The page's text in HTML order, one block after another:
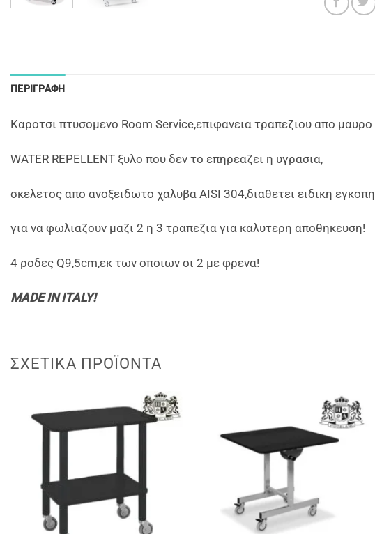
ΠΕΡΙΓΡΑΦΉ
Καροτσι πτυσομενο Room Service,επιφανεια τραπεζιου απο μαυρο
WATER REPELLENT ξυλο που δεν το επηρεαζει η υγρασια,
σκελετος απο ανοξειδωτο χαλυβα AISI 304,διαθετει ειδικη εγκoπη
για να φωλιαζουν μαζι 2 η 3 τραπεζια για καλυτερη αποθηκευση!
4 ροδες Q9,5cm,εκ των οποιων οι 2 με φρενα!
ΜΑDE IN ITALY!
ΣΧΕΤΙΚΆ ΠΡΟΪΌΝΤΑ